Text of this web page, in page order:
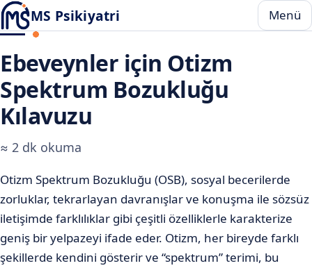
MS Psikiyatri Menü
Ebeveynler için Otizm
Spektrum Bozukluğu
Kılavuzu
≈ 2 dk okuma
Otizm Spektrum Bozukluğu (OSB), sosyal becerilerde
zorluklar, tekrarlayan davranışlar ve konuşma ile sözsüz
iletişimde farklılıklar gibi çeşitli özelliklerle karakterize
geniş bir yelpazeyi ifade eder. Otizm, her bireyde farklı
şekillerde kendini gösterir ve “spektrum” terimi, bu